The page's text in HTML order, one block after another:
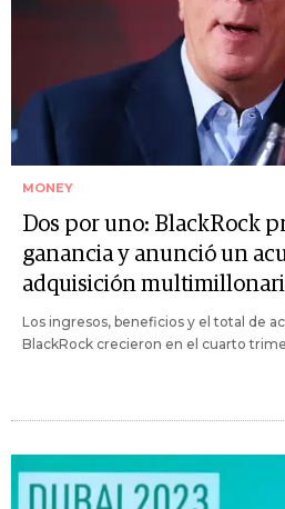
MONEY
Dos por uno: BlackRock
ganancia y anunció un
adquisición
Los ingresos, beneficios y el total de
BlackRock crecieron en el cuarto